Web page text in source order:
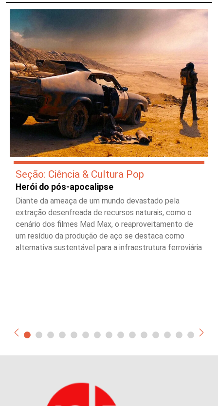
Seção: Ciência & Cultura Pop
Herói do pós-apocalipse
Diante da ameaça de um mundo devastado pela
extração desenfreada de recursos naturais, como o
cenário dos filmes Mad Max, o reaproveitamento de
um resíduo da produção de aço se destaca como
alternativa sustentável para a infraestrutura ferroviária